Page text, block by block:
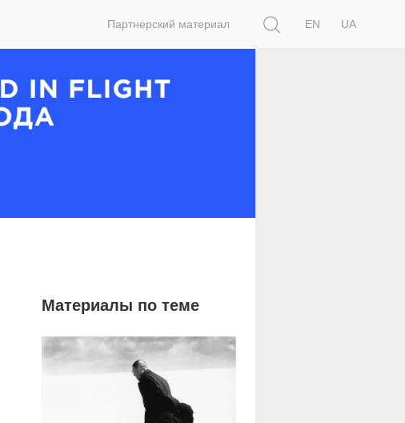
Партнерский материал
EN
UA
Материалы по теме